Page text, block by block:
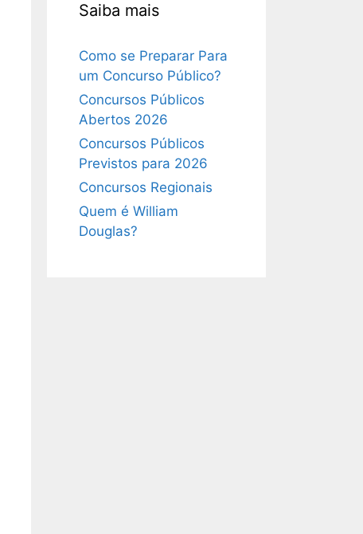
Saiba mais
Como se Preparar Para
um Concurso Público?
Concursos Públicos
Abertos 2026
Concursos Públicos
Previstos para 2026
Concursos Regionais
Quem é William
Douglas?